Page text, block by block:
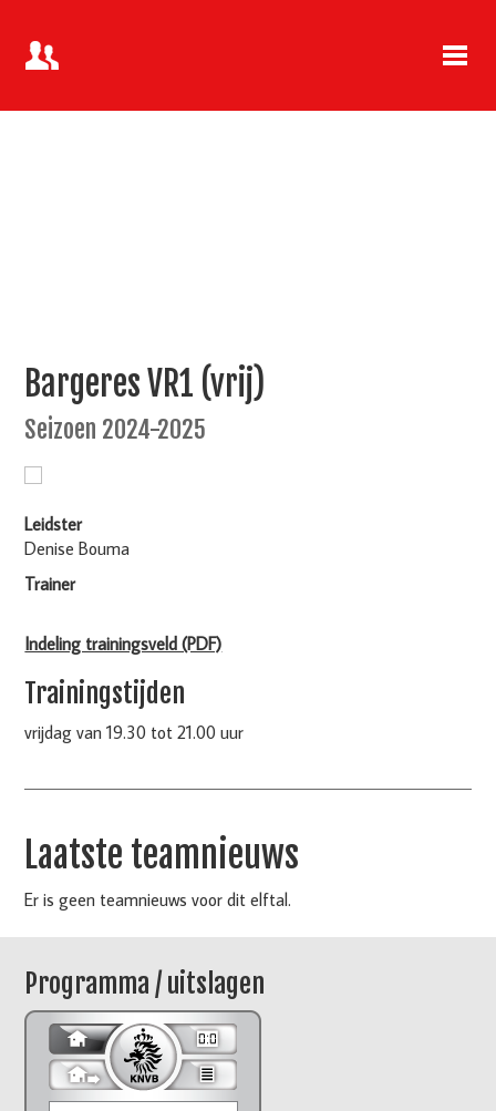
Bargeres VR1 (vrij)
Seizoen 2024-2025
Leidster
Denise Bouma
Trainer
Indeling trainingsveld (PDF)
Trainingstijden
vrijdag van 19.30 tot 21.00 uur
Laatste teamnieuws
Er is geen teamnieuws voor dit elftal.
Programma / uitslagen